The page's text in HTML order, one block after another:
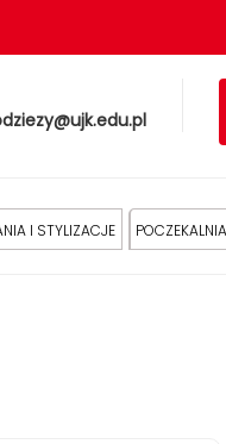
I STYLIZACJE